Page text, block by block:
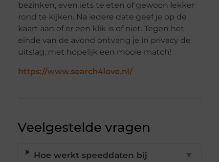
bezinken, even iets te eten of gewoon lekker
rond te kijken. Na iedere date geef je op de
kaart aan of er een klik is of niet. Tegen het
einde van de avond ontvang je in privacy de
uitslag, met hopelijk een mooie match!
https://www.search4love.nl/
Veelgestelde vragen
Hoe werkt speeddaten bij
▼